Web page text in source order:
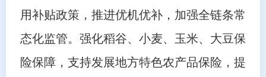
用补贴政策，推进优机优补，加强全链条常
态化监管。强化稻谷、小麦、玉米、大豆保
险保障，支持发展地方特色农产品保险，提